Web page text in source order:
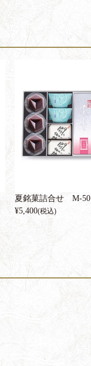
夏銘菓詰合せ M-50
¥5,400(税込)